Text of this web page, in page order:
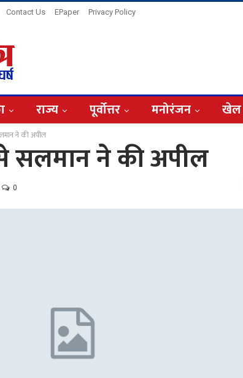
Contact Us EPaper Privacy Policy
राज्य पूर्वोत्तर मनोरंजन खेल
ने की अपील
सलमान ने की अपील
0